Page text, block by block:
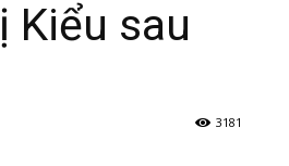
Kiểu sau
3181